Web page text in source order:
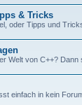
& Tricks
oder Tipps und
Welt von C++? Dann
einfach in kein